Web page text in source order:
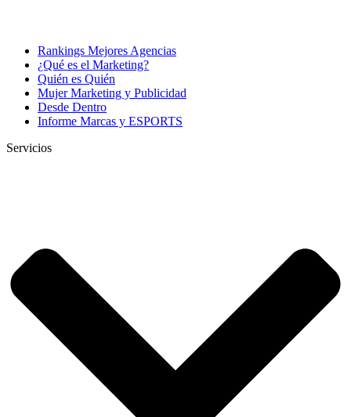
Rankings Mejores Agencias
¿Qué es el Marketing?
Quién es Quién
Mujer Marketing y Publicidad
Desde Dentro
Informe Marcas y ESPORTS
Servicios